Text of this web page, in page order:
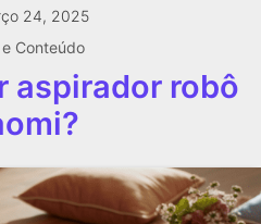
24, 2025
e Conteúdo
aspirador robô